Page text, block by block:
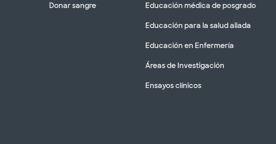
Donar sangre Educación médica de posgrado
Educación para la salud aliada
Educación en Enfermería
Áreas de Investigación
Ensayos clínicos